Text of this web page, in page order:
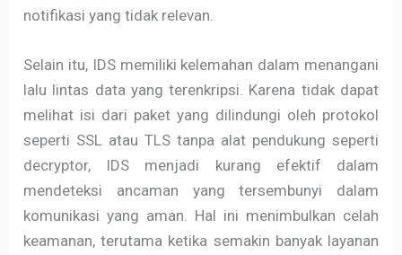
notifikasi yang tidak relevan.
Selain itu, IDS memiliki kelemahan dalam menangani
lalu lintas data yang terenkripsi. Karena tidak dapat
melihat isi dari paket yang dilindungi oleh protokol
seperti SSL atau TLS tanpa alat pendukung seperti
decryptor, IDS menjadi kurang efektif dalam
mendeteksi ancaman yang tersembunyi dalam
komunikasi yang aman. Hal ini menimbulkan celah
keamanan, terutama ketika semakin banyak layanan